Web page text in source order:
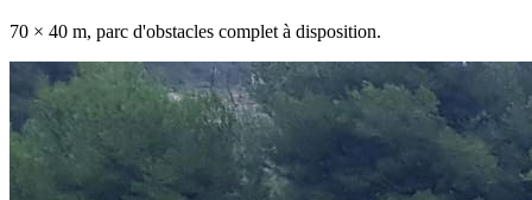
70 × 40 m, parc d'obstacles complet à disposition.